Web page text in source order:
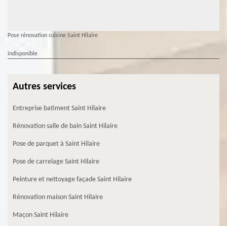
Pose rénovation cuisine Saint Hilaire
indisponible
Autres services
Entreprise batiment Saint Hilaire
Rénovation salle de bain Saint Hilaire
Pose de parquet à Saint Hilaire
Pose de carrelage Saint Hilaire
Peinture et nettoyage façade Saint Hilaire
Rénovation maison Saint Hilaire
Maçon Saint Hilaire